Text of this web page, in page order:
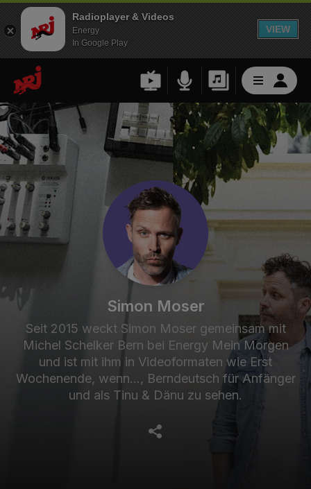
Radioplayer & Videos
Energy
In Google Play
VIEW
Simon Moser
Seit 2015 weckt Simon Moser gemeinsam mit
Michel Schelker Bern bei Energy Mein Morgen
und ist mit ihm in Videoformaten wie Erst
Wochenende, wenn..., Berndeutsch für Anfänger
und als Tinu & Dänu zu sehen.